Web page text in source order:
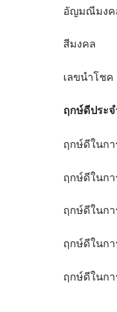
อัญมณีม
สีมงค
เลขนำ
ฤกษ์ดีประ
ฤกษ์ดีใน
ฤกษ์ดีใน
ฤกษ์ดีใน
ฤกษ์ดีในก
ฤกษ์ดีใน